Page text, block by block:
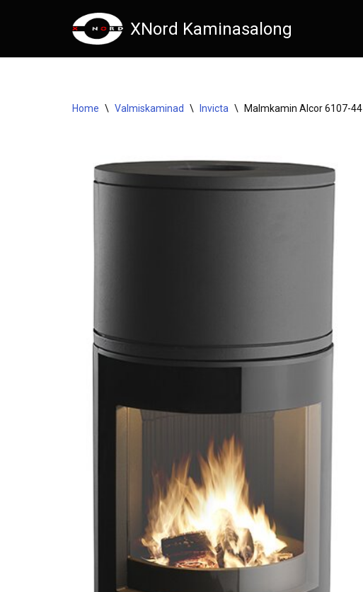
to
XNord Kaminasalong
Home \ Valmiskaminad \ Invicta \ Malmkamin Alcor 6107-44